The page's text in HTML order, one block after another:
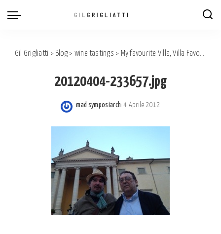
Gil Grigliatti > Blog > wine tastings > My favourite Villa, Villa Favorita 2012
20120404-233657.jpg
Posted
mad symposiarch 4 Aprile 2012